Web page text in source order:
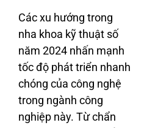
Các xu hướng trong
nha khoa kỹ thuật số
năm 2024 nhấn mạnh
tốc độ phát triển nhanh
chóng của công nghệ
trong ngành công
nghiệp này. Từ chẩn